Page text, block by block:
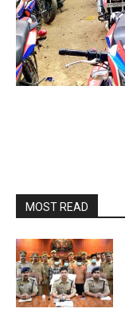
MOST READ